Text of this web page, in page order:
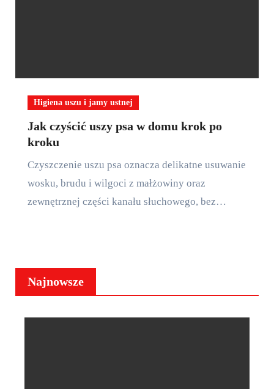
Higiena uszu i jamy ustnej
Jak czyścić uszy psa w domu krok po
kroku
Czyszczenie uszu psa oznacza delikatne usuwanie
wosku, brudu i wilgoci z małżowiny oraz
zewnętrznej części kanału słuchowego, bez…
Najnowsze